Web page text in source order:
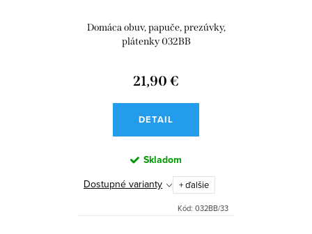
Domáca obuv, papuče, prezúvky,
plátenky 032BB
21,90 €
DETAIL
Skladom
Dostupné varianty + ďalšie
Kód: 032BB/33